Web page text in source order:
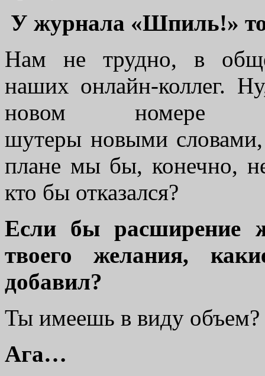
У журнала «Шпиль!»
Нам не трудно, в
наших онлайн-коллег.
новом номере
шутеры новыми
плане мы бы, конечно,
кто бы отказался?
Если бы расширение
твоего желания,
добавил?
Ты имеешь в виду объем?
Ага…